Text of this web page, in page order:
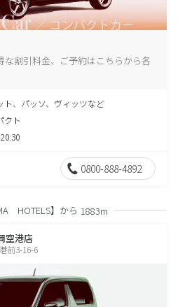
な割引料金、ご予約はこちらから各
ト、パッソ、ヴィッツなど
クト
0800-888-4892
HOTELS】から 1883m
空港店
前3-16-6